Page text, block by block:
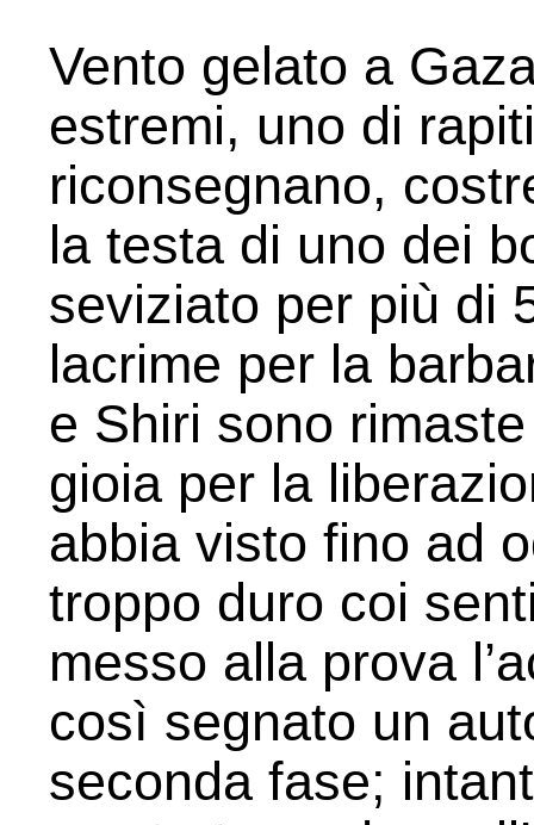
Vento gelato a
estremi, uno di
riconsegnano,
la testa di uno dei
seviziato per più di
lacrime per la
e Shiri sono
gioia per la
abbia visto fino ad
troppo duro coi
messo alla prova
così segnato un
seconda fase;